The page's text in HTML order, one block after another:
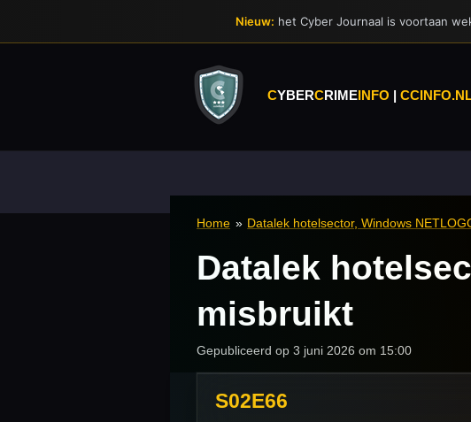
CYBERCRIMEINFO |
Home » Datalek hotelsector, Windows
Datalek
misbruikt
Gepubliceerd op 3 juni 2026 om 15:00
S02E66
Nieuw: het Cyber Journaal is voortaan